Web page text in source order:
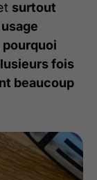
surtout
pourquoi
fois
beaucoup